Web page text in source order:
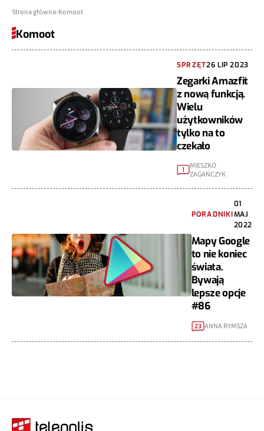
Strona główna Komoot
Komoot
SPRZĘT26 LIP 2023
Zegarki Amazfit
z nową funkcją.
Wielu
użytkowników
tylko na to
czekało
1
MIESZKO
ZAGAŃCZYK
PORADNIKI
01
MAJ
2022
Mapy Google
to nie koniec
świata.
Bywają
lepsze opcje
#86
23 ANNA RYMSZA